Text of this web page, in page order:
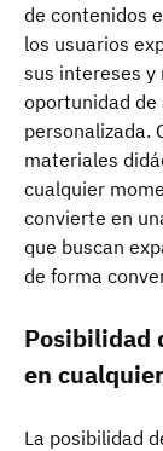
de contenidos
los usuarios
sus intereses y
oportunidad
personalizada.
materiales
cualquier
convierte en
que buscan
de forma
Posibilidad
en
La posibilidad